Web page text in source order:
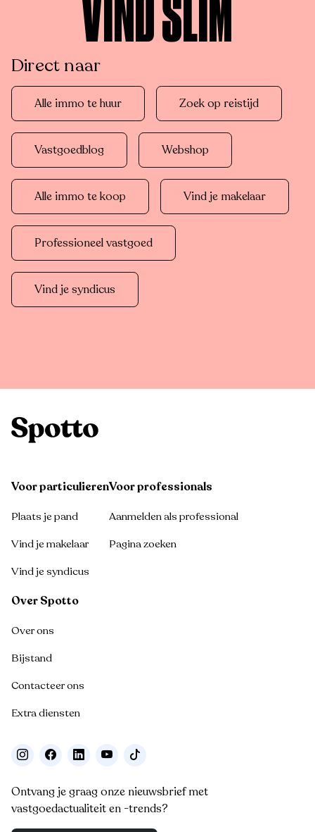
VIND SLIM
Direct naar
Alle immo te huur Zoek op reistijd
Vastgoedblog Webshop
Alle immo te koop Vind je makelaar
Professioneel vastgoed
Vind je syndicus
Voor particulieren
Plaats je pand
Vind je makelaar
Vind je syndicus
Voor professionals
Aanmelden als professional
Pagina zoeken
Over Spotto
Over ons
Bijstand
Contacteer ons
Extra diensten
Ontvang je graag onze nieuwsbrief met
vastgoedactualiteit en -trends?